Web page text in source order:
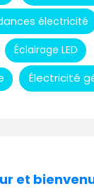
électricité
Éclairage LED
Électricité
et